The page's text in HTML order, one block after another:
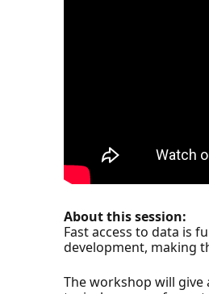
About this session:
Fast access to data is
development, making
The workshop will